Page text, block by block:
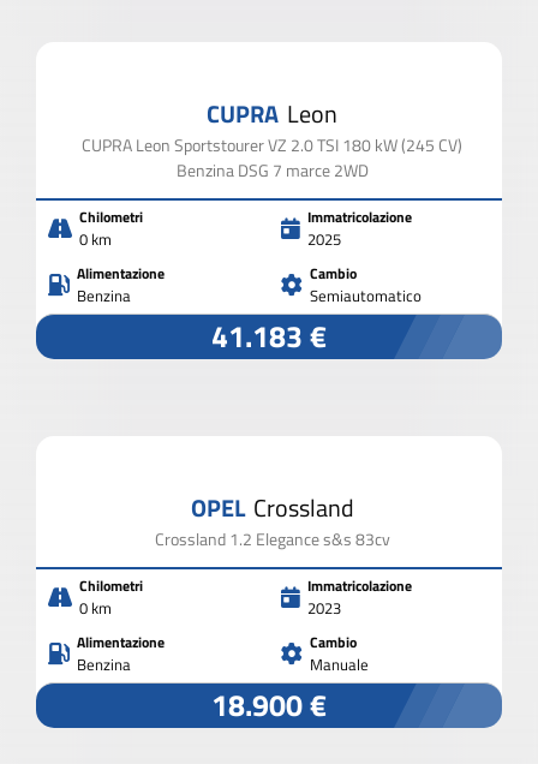
CUPRA Leon
CUPRA Leon Sportstourer VZ 2.0 TSI 180 kW (245 CV)
Benzina DSG 7 marce 2WD
Chilometri
0 km
Immatricolazione
2025
Alimentazione
Benzina
Cambio
Semiautomatico
41.183 €
OPEL Crossland
Crossland 1.2 Elegance s&s 83cv
Chilometri
0 km
Immatricolazione
2023
Alimentazione
Benzina
Cambio
Manuale
18.900 €